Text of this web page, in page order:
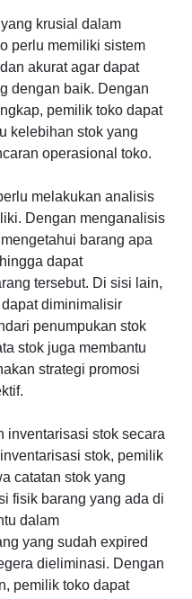
krusial dalam
perlu memiliki sistem
akurat agar dapat
dengan baik. Dengan
pemilik toko dapat
kelebihan stok yang
operasional toko.
melakukan analisis
Dengan menganalisis
barang apa
dapat
tersebut. Di sisi lain,
diminimalisir
penumpukan stok
stok juga membantu
strategi promosi
inventarisasi stok secara
stok, pemilik
catatan stok yang
fisik barang yang ada di
dalam
yang sudah expired
dieliminasi. Dengan
pemilik toko dapat